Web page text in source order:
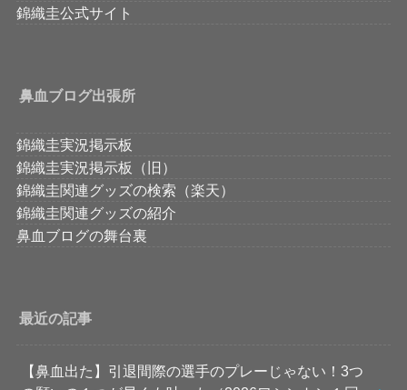
錦織圭公式サイト
鼻血ブログ出張所
錦織圭実況掲示板
錦織圭実況掲示板（旧）
錦織圭関連グッズの検索（楽天）
錦織圭関連グッズの紹介
鼻血ブログの舞台裏
最近の記事
【鼻血出た】引退間際の選手のプレーじゃない！3つ